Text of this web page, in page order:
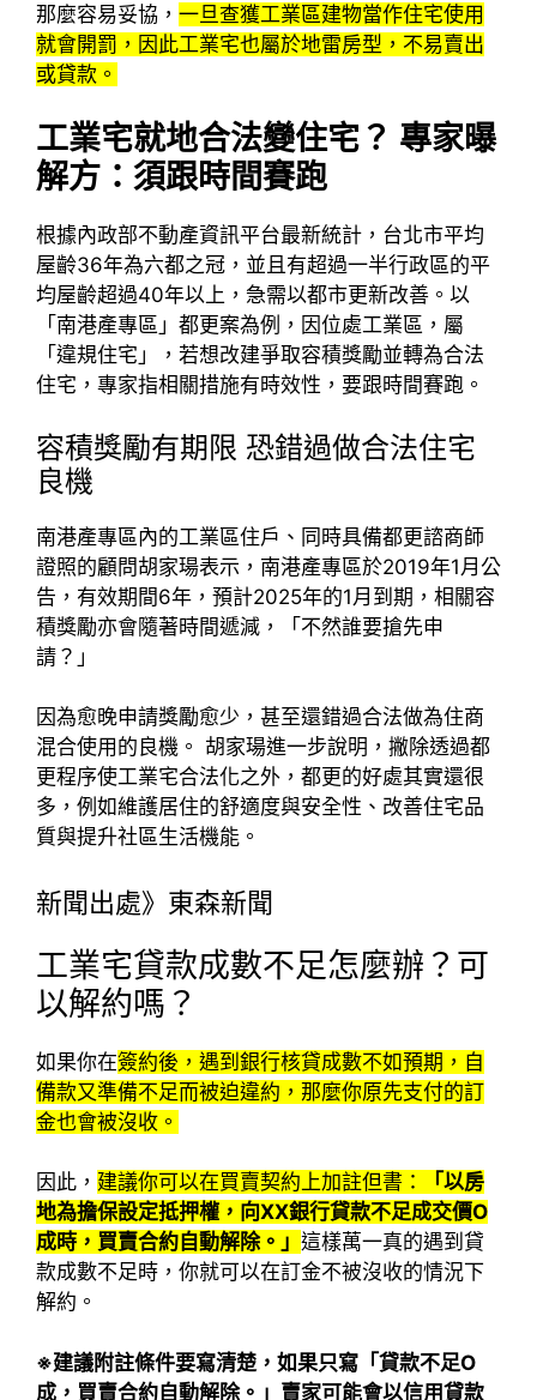
那麼容易妥協， 一旦查獲工業區建物當作住宅使用
就會開罰，因此工業宅也屬於地雷房型，不易賣出
或貸款。
工業宅就地合法變住宅？ 專家曝
解方：須跟時間賽跑
根據內政部不動產資訊平台最新統計，台北市平均
屋齡36年為六都之冠，並且有超過一半行政區的平
均屋齡超過40年以上，急需以都市更新改善。以
「南港產專區」都更案為例，因位處工業區，屬
「違規住宅」，若想改建爭取容積獎勵並轉為合法
住宅，專家指相關措施有時效性，要跟時間賽跑。
容積獎勵有期限 恐錯過做合法住宅
良機
南港產專區內的工業區住戶、同時具備都更諮商師
證照的顧問胡家瑒表示，南港產專區於2019年1月公
告，有效期間6年，預計2025年的1月到期，相關容
積獎勵亦會隨著時間遞減，「不然誰要搶先申
請？」
因為愈晚申請獎勵愈少，甚至還錯過合法做為住商
混合使用的良機。 胡家瑒進一步說明，撇除透過都
更程序使工業宅合法化之外，都更的好處其實還很
多，例如維護居住的舒適度與安全性、改善住宅品
質與提升社區生活機能。
新聞出處》東森新聞
工業宅貸款成數不足怎麼辦？可
以解約嗎？
如果你在簽約後，遇到銀行核貸成數不如預期，自
備款又準備不足而被迫違約，那麼你原先支付的訂
金也會被沒收。
因此， 建議你可以在買賣契約上加註但書：
「以房
地為擔保設定抵押權，向XX銀行貸款不足成交價O
成時，買賣合約自動解除。」 這樣萬一真的遇到貸
款成數不足時，你就可以在訂金不被沒收的情況下
解約。
※建議附註條件要寫清楚，如果只寫「貸款不足O
成，買賣合約自動解除。」賣家可能會以信用貸款